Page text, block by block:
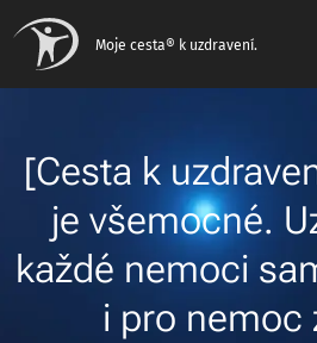
Moje cesta® k uzdravení.
[Cesta k
je všemocné.
každé nemoci
i pro nemoc